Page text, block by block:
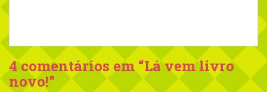
4 comentários em “Lá vem livro
novo!”